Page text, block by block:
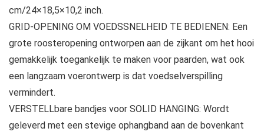
cm/24×18,5×10,2 inch.
GRID-OPENING OM VOEDSSNELHEID TE BEDIENEN: Een
grote roosteropening ontworpen aan de zijkant om het hooi
gemakkelijk toegankelijk te maken voor paarden, wat ook
een langzaam voerontwerp is dat voedselverspilling
vermindert.
VERSTELLbare bandjes voor SOLID HANGING: Wordt
geleverd met een stevige ophangband aan de bovenkant